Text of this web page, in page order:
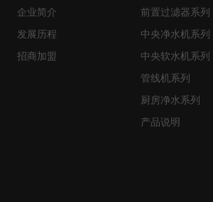
企业简介
发展历程
招商加盟
前置过滤器系列
中央净水机系列
中央软水机系列
管线机系列
厨房净水系列
产品说明